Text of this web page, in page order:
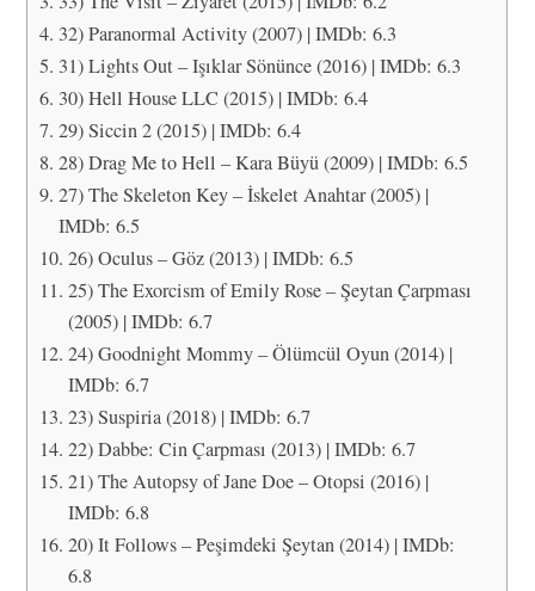
32) Paranormal Activity (2007) | IMDb: 6.3
31) Lights Out – Işıklar Sönünce (2016) | IMDb: 6.3
30) Hell House LLC (2015) | IMDb: 6.4
29) Siccin 2 (2015) | IMDb: 6.4
28) Drag Me to Hell – Kara Büyü (2009) | IMDb: 6.5
27) The Skeleton Key – İskelet Anahtar (2005) |
IMDb: 6.5
26) Oculus – Göz (2013) | IMDb: 6.5
25) The Exorcism of Emily Rose – Şeytan Çarpması
(2005) | IMDb: 6.7
24) Goodnight Mommy – Ölümcül Oyun (2014) |
IMDb: 6.7
23) Suspiria (2018) | IMDb: 6.7
22) Dabbe: Cin Çarpması (2013) | IMDb: 6.7
21) The Autopsy of Jane Doe – Otopsi (2016) |
IMDb: 6.8
20) It Follows – Peşimdeki Şeytan (2014) | IMDb:
6.8